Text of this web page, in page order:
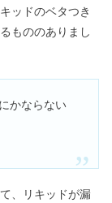
ッドのベタつき
もののありまし
かならない
、リキッドが漏